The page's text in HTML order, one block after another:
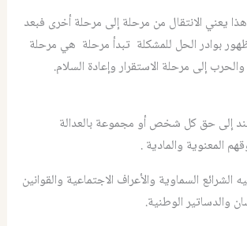
يعني الانتقال من مرحلة إلى مرحلة أخرى فبعد
بوادر الحل للمشكلة تبدأ مرحلة هي مرحلة
إلى مرحلة الاستقرار وإعادة السلام.
إلى حق كل شخص أو مجموعة بالعدالة
المعنوية والمادية .
الشرائع السماوية والأعراف الاجتماعية والقوانين
والدساتير الوطنية.